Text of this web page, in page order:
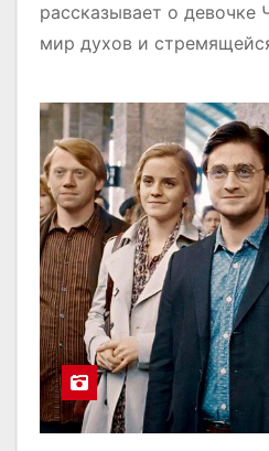
рассказывает о девочке
мир духов и